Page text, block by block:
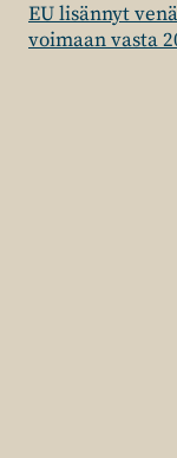
EU lisännyt
voimaan vasta